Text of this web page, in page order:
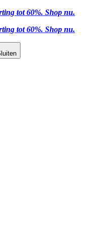
tot 60%. Shop nu.
tot 60%. Shop nu.